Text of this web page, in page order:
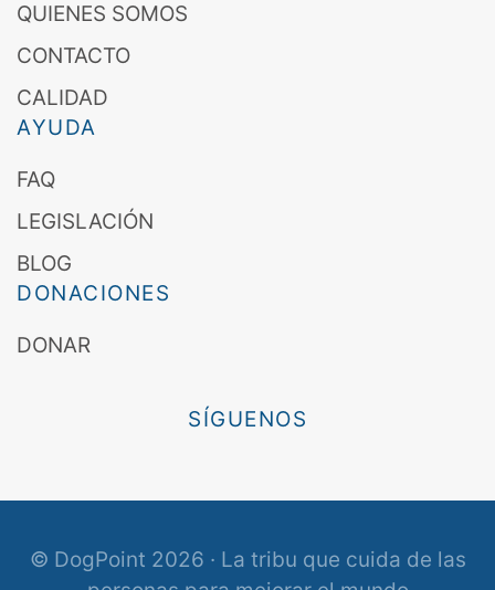
QUIENES SOMOS
CONTACTO
CALIDAD
AYUDA
FAQ
LEGISLACIÓN
BLOG
DONACIONES
DONAR
SÍGUENOS
© DogPoint 2026 · La tribu que cuida de las